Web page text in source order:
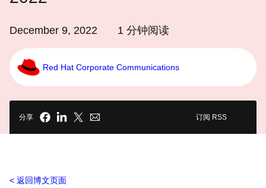
December 9, 2022 1 分钟阅读
Red Hat Corporate Communications
分享 订阅 RSS
返回博文页面